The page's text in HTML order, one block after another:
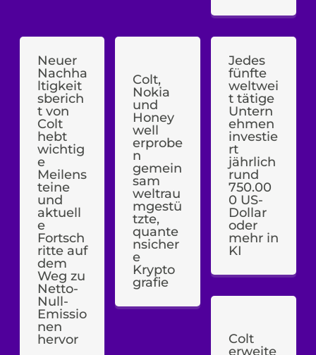
Neuer
Nachha
ltigkeit
sberich
t von
Colt
hebt
wichtig
e
Meilens
teine
und
aktuell
e
Fortsch
ritte auf
dem
Weg zu
Netto-
Null-
Emissio
nen
hervor
Colt,
Nokia
und
Honey
well
erprobe
n
gemein
sam
weltrau
mgestü
tzte,
quante
nsicher
e
Krypto
grafie
Jedes
fünfte
weltwei
t tätige
Untern
ehmen
investie
rt
jährlich
rund
750.00
0 US-
Dollar
oder
mehr in
KI
Colt
erweite